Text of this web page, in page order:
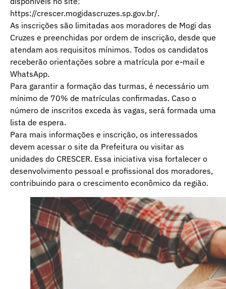
https://crescer.mogidascruzes.sp.gov.br/.
As inscrições são limitadas aos moradores de Mogi das
Cruzes e preenchidas por ordem de inscrição, desde que
atendam aos requisitos mínimos. Todos os candidatos
receberão orientações sobre a matrícula por e-mail e
WhatsApp.
Para garantir a formação das turmas, é necessário um
mínimo de 70% de matrículas confirmadas. Caso o
número de inscritos exceda às vagas, será formada uma
lista de espera.
Para mais informações e inscrição, os interessados
devem acessar o site da Prefeitura ou visitar as
unidades do CRESCER. Essa iniciativa visa fortalecer o
desenvolvimento pessoal e profissional dos moradores,
contribuindo para o crescimento econômico da região.